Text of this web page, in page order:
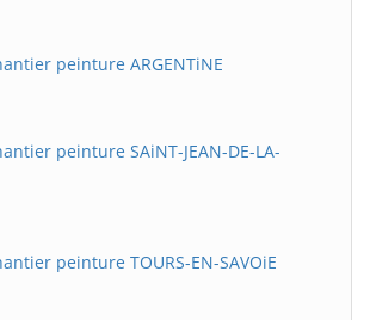
peinture ARGENTiNE
peinture SAiNT-JEAN-DE-LA-
peinture TOURS-EN-SAVOiE